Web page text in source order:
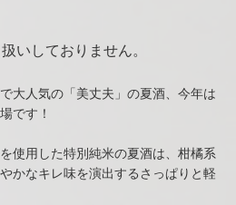
いしておりません。
大人気の「美丈夫」の夏酒、今年は
です！
使用した特別純米の夏酒は、柑橘系
かなキレ味を演出するさっぱりと軽